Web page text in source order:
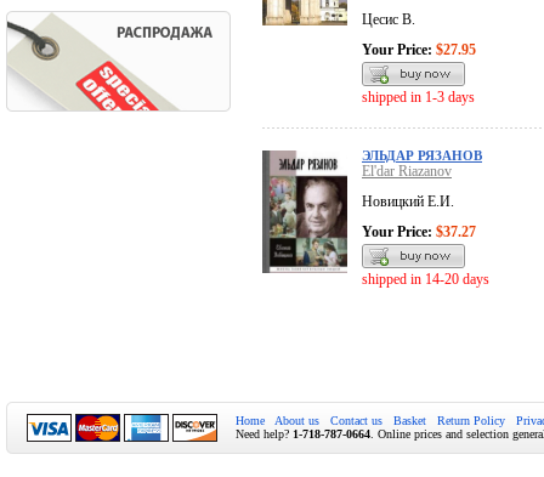
Цесис В.
Your Price: $27.95
shipped in 1-3 days
ЭЛЬДАР РЯЗАНОВ
El'dar Riazanov
Новицкий Е.И.
Your Price: $37.27
shipped in 14-20 days
Home About us Contact us Basket Return Policy
Need help? 1-718-787-0664 . Online prices and selection